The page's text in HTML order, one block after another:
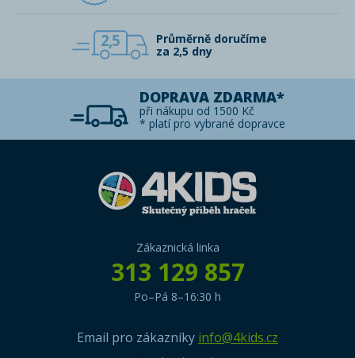
2,5
Průměrně doručíme
za 2,5 dny
DOPRAVA ZDARMA*
při nákupu od 1500 Kč
* platí pro vybrané dopravce
Zákaznická linka
313 129 857
Po–Pá 8–16:30 h
Email pro zákazníky info@4kids.cz